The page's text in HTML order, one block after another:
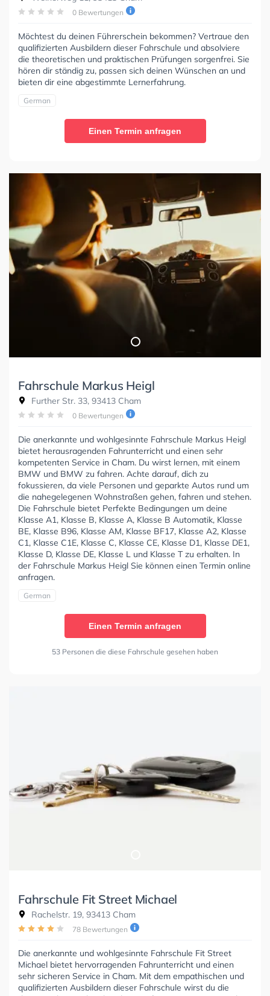
0 Bewertungen
Möchtest du deinen Führerschein bekommen? Vertraue den
qualifizierten Ausbildern dieser Fahrschule und absolviere
die theoretischen und praktischen Prüfungen sorgenfrei. Sie
hören dir ständig zu, passen sich deinen Wünschen an und
bieten dir eine abgestimmte Lernerfahrung.
German
Einen Termin anfragen
Fahrschule Markus Heigl
Further Str. 33, 93413 Cham
0 Bewertungen
Die anerkannte und wohlgesinnte Fahrschule Markus Heigl
bietet herausragenden Fahrunterricht und einen sehr
kompetenten Service in Cham. Du wirst lernen, mit einem
BMW und BMW zu fahren. Achte darauf, dich zu
fokussieren, da viele Personen und geparkte Autos rund um
die nahegelegenen Wohnstraßen gehen, fahren und stehen.
Die Fahrschule bietet Perfekte Bedingungen um deine
Klasse A1, Klasse B, Klasse A, Klasse B Automatik, Klasse
BE, Klasse B96, Klasse AM, Klasse BF17, Klasse A2, Klasse
C1, Klasse C1E, Klasse C, Klasse CE, Klasse D1, Klasse DE1,
Klasse D, Klasse DE, Klasse L und Klasse T zu erhalten. In
der Fahrschule Markus Heigl Sie können einen Termin online
anfragen.
German
Einen Termin anfragen
53 Personen die diese Fahrschule gesehen haben
Fahrschule Fit Street Michael
Rachelstr. 19, 93413 Cham
78 Bewertungen
Die anerkannte und wohlgesinnte Fahrschule Fit Street
Michael bietet hervorragenden Fahrunterricht und einen
sehr sicheren Service in Cham. Mit dem empathischen und
qualifizierten Ausbildern dieser Fahrschule wirst du die